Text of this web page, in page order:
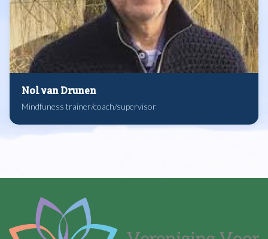
Nol van Drunen
Mindfuness trainer/coach/supervisor